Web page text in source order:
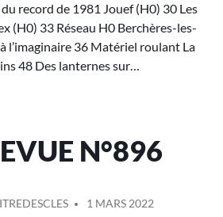
record de 1981 Jouef (H0) 30 Les
(H0) 33 Réseau H0 Berchères-les-
l’imaginaire 36 Matériel roulant La
48 Des lanternes sur…
N°896
1 MARS 2022